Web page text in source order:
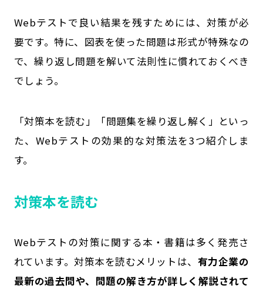
Webテストで良い結果を残すためには、対策が必
要です。特に、図表を使った問題は形式が特殊なの
で、繰り返し問題を解いて法則性に慣れておくべき
でしょう。
「対策本を読む」「問題集を繰り返し解く」といっ
た、Webテストの効果的な対策法を3つ紹介しま
す。
対策本を読む
Webテストの対策に関する本・書籍は多く発売さ
れています。対策本を読むメリットは、 有力企業の
最新の過去問や、問題の解き方が詳しく解説されて